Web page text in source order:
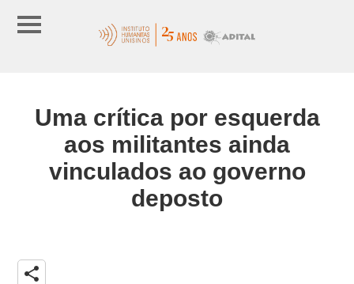
Uma crítica por esquerda
aos militantes ainda
vinculados ao governo
deposto
share